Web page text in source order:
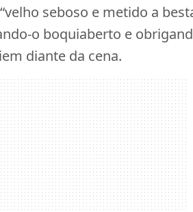
seboso e metido a
o boquiaberto e
diante da cena.